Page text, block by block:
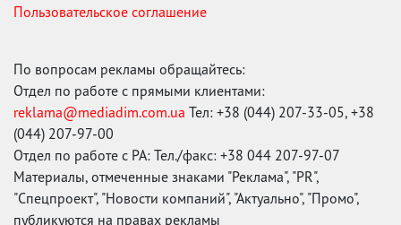
Пользовательское соглашение
По вопросам рекламы обращайтесь:
Отдел по работе с прямыми клиентами:
reklama@mediadim.com.ua Тел: +38 (044) 207-33-05, +38
(044) 207-97-00
Отдел по работе с РА: Тел./факс: +38 044 207-97-07
Материалы, отмеченные знаками "Реклама", "PR",
"Спецпроект", "Новости компаний", "Актуально", "Промо",
публикуются на правах рекламы